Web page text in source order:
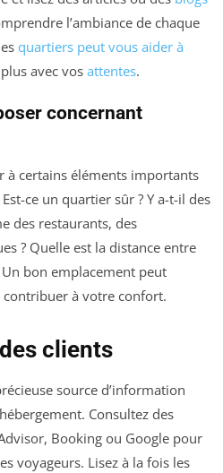
l’ambiance de chaque
quartiers peut vous aider à
avec vos attentes.
concernant
à certains éléments importants
ce un quartier sûr ? Y a-t-il des
des restaurants, des
? Quelle est la distance entre
bon emplacement peut
à votre confort.
clients
source d’information
Consultez des
Booking ou Google pour
voyageurs. Lisez à la fois les